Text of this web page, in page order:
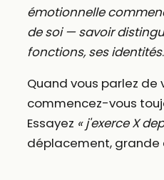
émotionnelle
de soi — savoir
fonctions, ses identités.
Quand vous parlez de
commencez-vous
Essayez « j'exerce X
déplacement, grande